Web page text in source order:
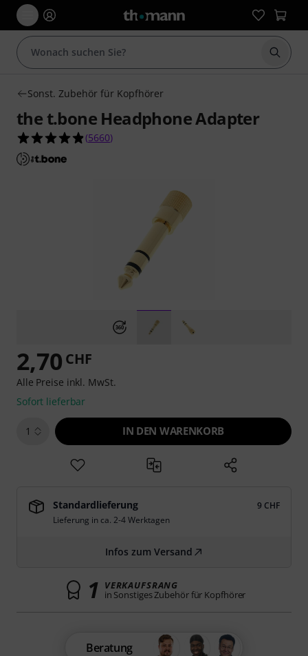
Suche
Sonst. Zubehör für Kopfhörer
the t.bone Headphone Adapter
4.8 von 5 Sternen aus 5660
(5660)
2,70 CHF
Alle Preise inkl. MwSt.
Sofort lieferbar
1 IN DEN WARENKORB
Standardlieferung
9 CHF
Lieferung in ca. 2-4 Werktagen
Infos zum Versand
1 VERKAUFSRANG
in Sonstiges Zubehör für Kopfhörer
Beratung